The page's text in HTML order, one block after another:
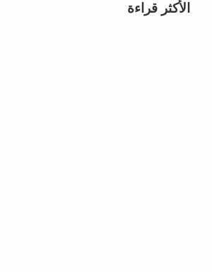
الأكثر قراءة